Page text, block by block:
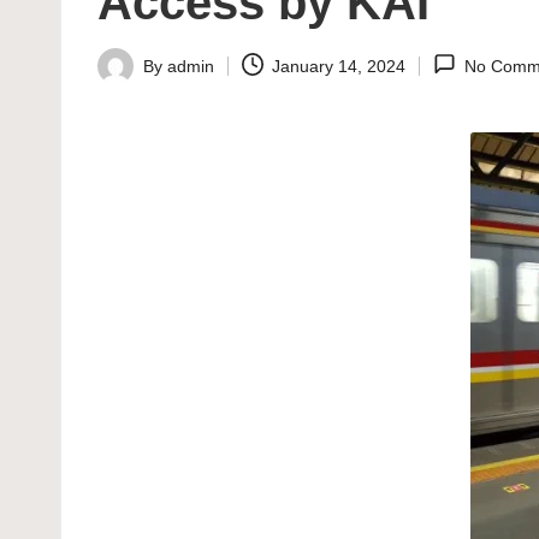
Posted
By admin January 14, 2024 No